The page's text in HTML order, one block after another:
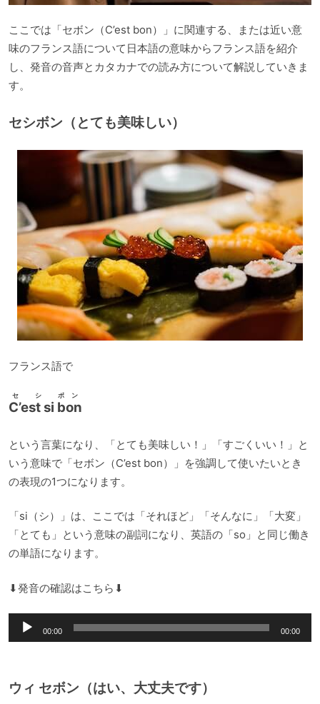
ここでは「セボン（C’est bon）」に関連する、または近い意
味のフランス語について日本語の意味からフランス語を紹介
し、発音の音声とカタカナでの読み方について解説していきま
す。
セシボン（とても美味しい）
フランス語で
C’est si bon
セ シ ボン
という言葉になり、「とても美味しい！」「すごくいい！」と
いう意味で「セボン（C’est bon）」を強調して使いたいとき
の表現の1つになります。
「si（シ）」は、ここでは「それほど」「そんなに」「大変」
「とても」という意味の副詞になり、英語の「so」と同じ働き
の単語になります。
⬇︎発音の確認はこちら⬇︎
声
レ
00:00 00:00
ウィ セボン（はい、大丈夫です）